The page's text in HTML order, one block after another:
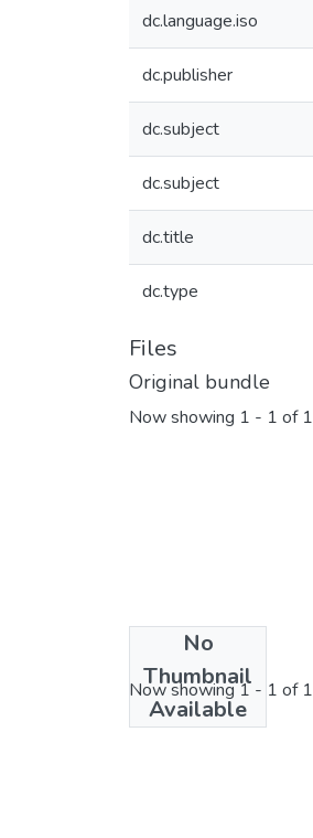
dc.language.iso
dc.publisher
dc.subject
dc.subject
dc.title
dc.type
Files
Original bundle
Now showing 1 - 1 of 1
No
Thumbnail
Available
License bundle
Now showing1 - 1 of 1